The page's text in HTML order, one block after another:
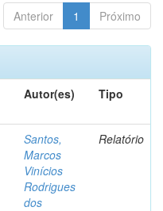
Anterior 1 Próximo
Autor(es) Tipo
Santos,
Marcos
Vinícios
Rodrigues
dos
Relatório